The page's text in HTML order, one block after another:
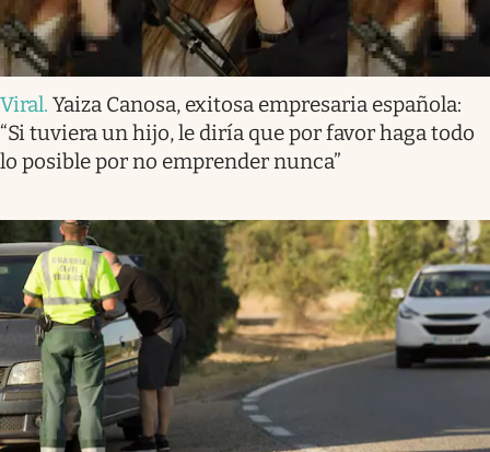
Viral. Yaiza Canosa, exitosa empresaria española:
“Si tuviera un hijo, le diría que por favor haga todo
lo posible por no emprender nunca”